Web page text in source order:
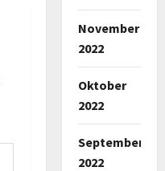
November
2022
Oktober
2022
September
2022